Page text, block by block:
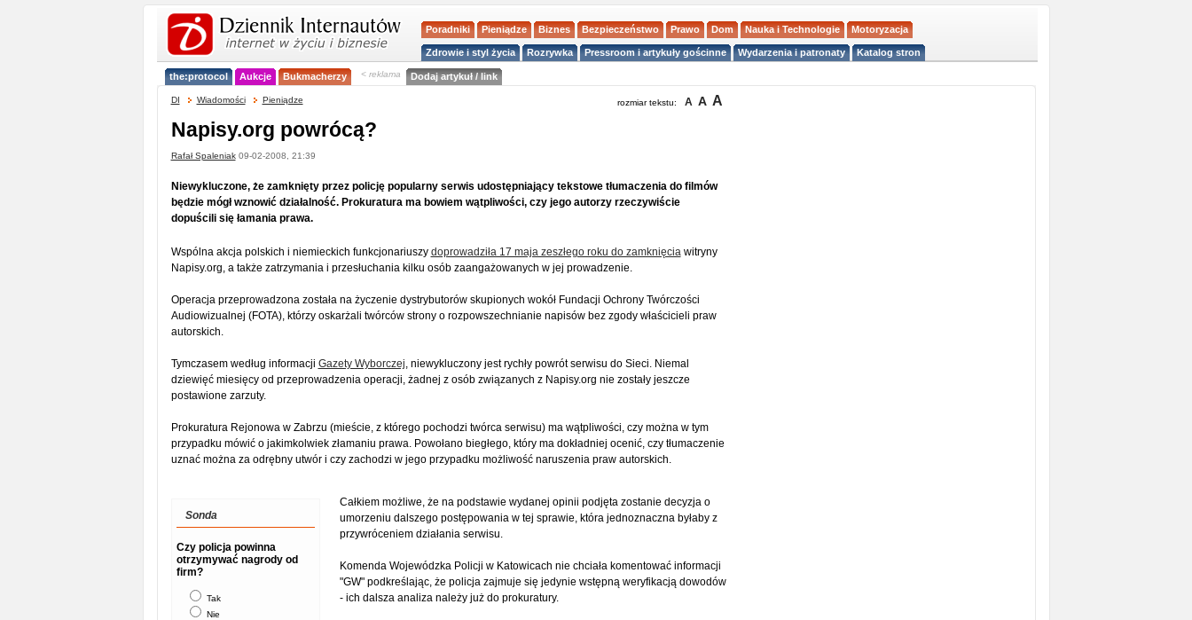
Poradniki Pieniądze Biznes Bezpieczeństwo Prawo Dom Nauka i Technologie Motoryzacja
Zdrowie i styl życia Rozrywka Pressroom i artykuły gościnne Wydarzenia i patronaty Katalog stron
the:protocol Aukcje Bukmacherzy < reklama Dodaj artykuł / link
DI Wiadomości Pieniądze rozmiar tekstu: A A A
Napisy.org powrócą?
Rafał Spaleniak09-02-2008, 21:39
Niewykluczone, że zamknięty przez policję popularny serwis udostępniający tekstowe tłumaczenia do filmów
będzie mógł wznowić działalność. Prokuratura ma bowiem wątpliwości, czy jego autorzy rzeczywiście
dopuścili się łamania prawa.
Wspólna akcja polskich i niemieckich funkcjonariuszy doprowadziła 17 maja zeszłego roku do zamknięciawitryny
Napisy.org, a także zatrzymania i przesłuchania kilku osób zaangażowanych w jej prowadzenie.
Operacja przeprowadzona została na życzenie dystrybutorów skupionych wokół Fundacji Ochrony Twórczości
Audiowizualnej (FOTA), którzy oskarżali twórców strony o rozpowszechnianie napisów bez zgody właścicieli praw
autorskich.
Tymczasem według informacji Gazety Wyborczej, niewykluczony jest rychły powrót serwisu do Sieci. Niemal
dziewięć miesięcy od przeprowadzenia operacji, żadnej z osób związanych z Napisy.org nie zostały jeszcze
postawione zarzuty.
Prokuratura Rejonowa w Zabrzu (mieście, z którego pochodzi twórca serwisu) ma wątpliwości, czy można w tym
przypadku mówić o jakimkolwiek złamaniu prawa. Powołano biegłego, który ma dokładniej ocenić, czy tłumaczenie
uznać można za odrębny utwór i czy zachodzi w jego przypadku możliwość naruszenia praw autorskich.
Sonda
Czy policja powinna
otrzymywać nagrody od
firm?
Tak
Nie
Całkiem możliwe, że na podstawie wydanej opinii podjęta zostanie decyzja o
umorzeniu dalszego postępowania w tej sprawie, która jednoznaczna byłaby z
przywróceniem działania serwisu.
Komenda Wojewódzka Policji w Katowicach nie chciała komentować informacji
"GW" podkreślając, że policja zajmuje się jedynie wstępną weryfikacją dowodów
- ich dalsza analiza należy już do prokuratury.